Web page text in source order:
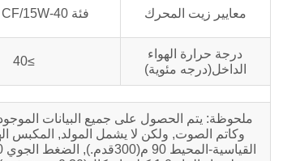
معايير زيت المحرك فئة CF/15W-40 أو أعلى
درجة حرارة الهواء
الداخل(درجه مئوية)
≥40
ملحوظة: يتم الحصول على جميع البيانات